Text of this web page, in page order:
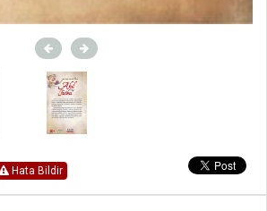
Hata Bildir